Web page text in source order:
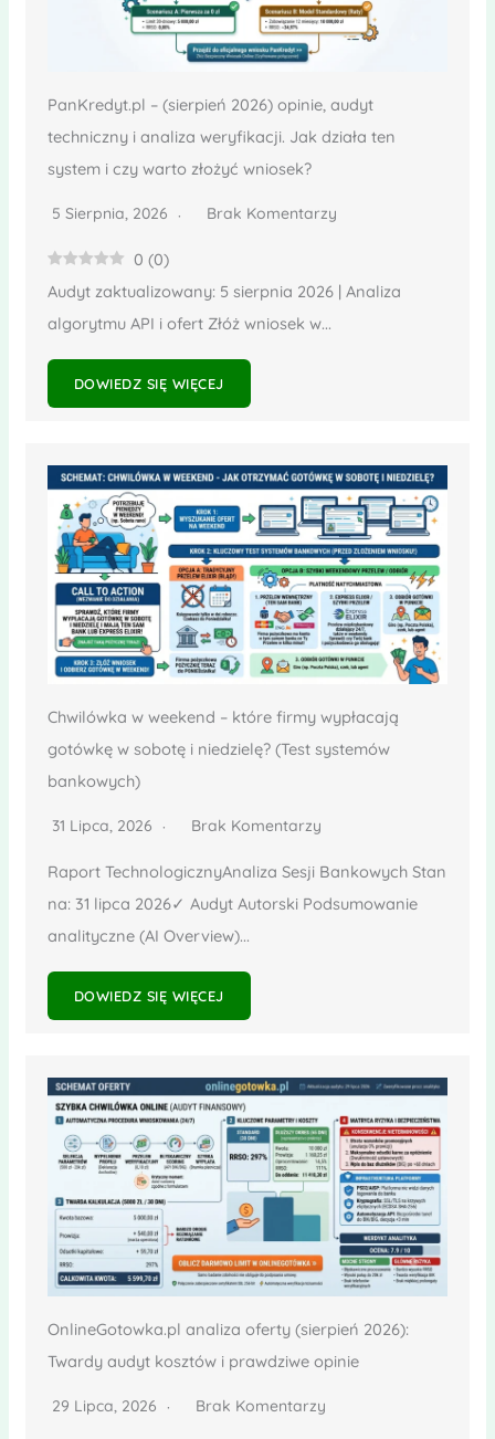
PanKredyt.pl – (sierpień 2026) opinie, audyt
techniczny i analiza weryfikacji. Jak działa ten
system i czy warto złożyć wniosek?
5 Sierpnia, 2026 Brak Komentarzy
0 (0)
Audyt zaktualizowany: 5 sierpnia 2026 | Analiza
algorytmu API i ofert Złóż wniosek w...
DOWIEDZ SIĘ WIĘCEJ
Chwilówka w weekend – które firmy wypłacają
gotówkę w sobotę i niedzielę? (Test systemów
bankowych)
31 Lipca, 2026 Brak Komentarzy
Raport TechnologicznyAnaliza Sesji Bankowych Stan
na: 31 lipca 2026✓ Audyt Autorski Podsumowanie
analityczne (AI Overview)...
DOWIEDZ SIĘ WIĘCEJ
OnlineGotowka.pl analiza oferty (sierpień 2026):
Twardy audyt kosztów i prawdziwe opinie
29 Lipca, 2026 Brak Komentarzy